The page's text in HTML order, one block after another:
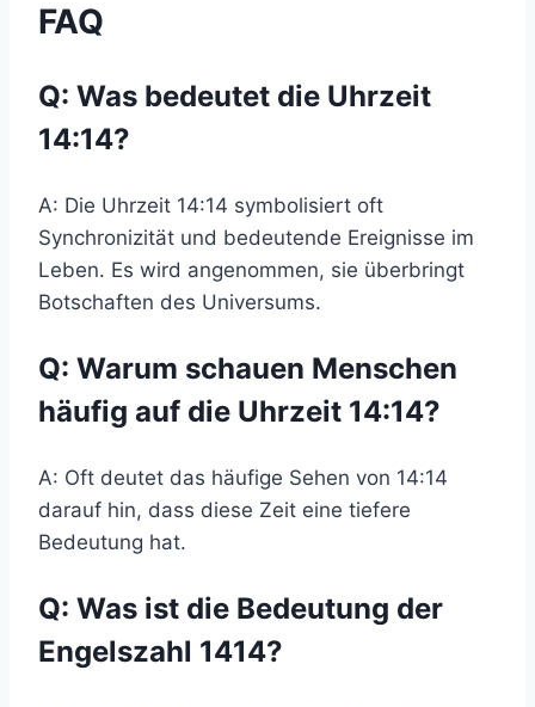
FAQ
Q: Was bedeutet die Uhrzeit
14:14?
A: Die Uhrzeit 14:14 symbolisiert oft
Synchronizität und bedeutende Ereignisse im
Leben. Es wird angenommen, sie überbringt
Botschaften des Universums.
Q: Warum schauen Menschen
häufig auf die Uhrzeit 14:14?
A: Oft deutet das häufige Sehen von 14:14
darauf hin, dass diese Zeit eine tiefere
Bedeutung hat.
Q: Was ist die Bedeutung der
Engelszahl 1414?